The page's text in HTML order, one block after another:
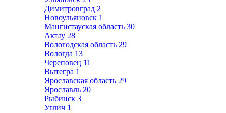
Димитровград 2
Новоульяновск 1
Мангистауская область 30
Актау 28
Вологодская область 29
Вологда 13
Череповец 11
Вытегра 1
Ярославская область 29
Ярославль 20
Рыбинск 3
Углич 1